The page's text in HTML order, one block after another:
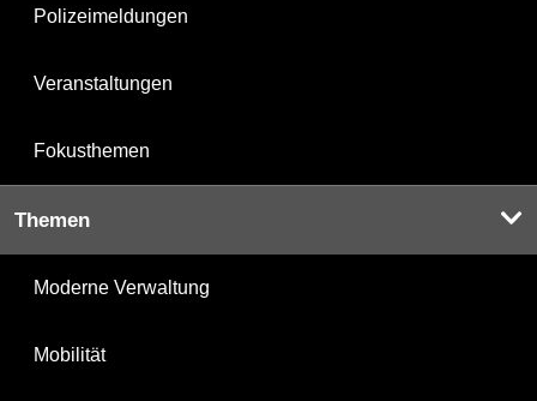
Polizeimeldungen
Veranstaltungen
Fokusthemen
Themen
Moderne Verwaltung
Mobilität